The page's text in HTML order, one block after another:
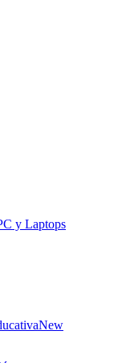
y Laptops
New